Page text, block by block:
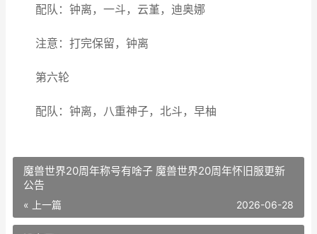
配队：钟离，一斗，云堇，迪奥娜
注意：打完保留，钟离
第六轮
配队：钟离，八重神子，北斗，早柚
魔兽世界20周年称号有啥子 魔兽世界20周年怀旧服更新
公告
« 上一篇 2026-06-28